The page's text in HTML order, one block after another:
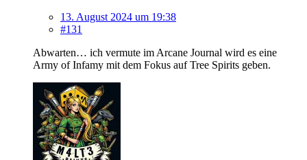
13. August 2024 um 19:38
#131
Abwarten… ich vermute im Arcane Journal wird es eine
Army of Infamy mit dem Fokus auf Tree Spirits geben.